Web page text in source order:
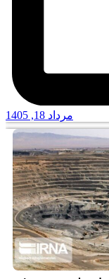
مرداد 18, 1405